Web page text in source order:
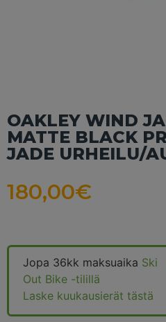
OAKLEY WIND
MATTE BLACK
JADE URHEILU/
180,00€
Jopa 36kk maksuaika Ski
Out Bike -tilillä
Laske kuukausierät tästä